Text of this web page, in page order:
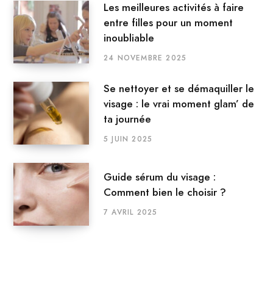
Les meilleures activités à faire
entre filles pour un moment
inoubliable
24 NOVEMBRE 2025
Se nettoyer et se démaquiller le
visage : le vrai moment glam’ de
ta journée
5 JUIN 2025
Guide sérum du visage :
Comment bien le choisir ?
7 AVRIL 2025